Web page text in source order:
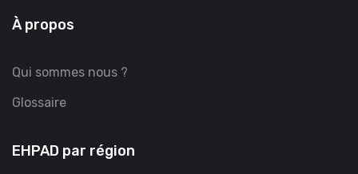
À propos
Qui sommes nous ?
Glossaire
EHPAD par région